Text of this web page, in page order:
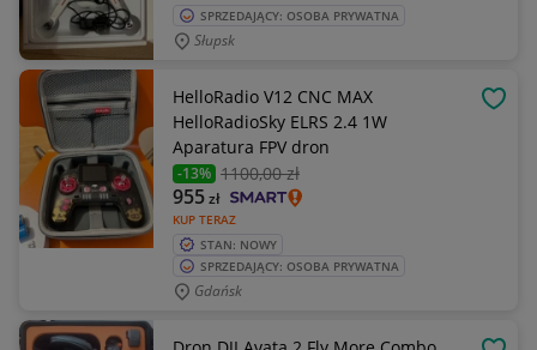
SPRZEDAJĄCY: OSOBA PRYWATNA
Słupsk
HelloRadio V12 CNC MAX
HelloRadioSky ELRS 2.4 1W
Aparatura FPV dron
-13% 1100,00 zł
KUP TERAZ
955zł
STAN: NOWY
SPRZEDAJĄCY: OSOBA PRYWATNA
Gdańsk